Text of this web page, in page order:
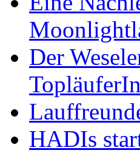
Der
HADIs